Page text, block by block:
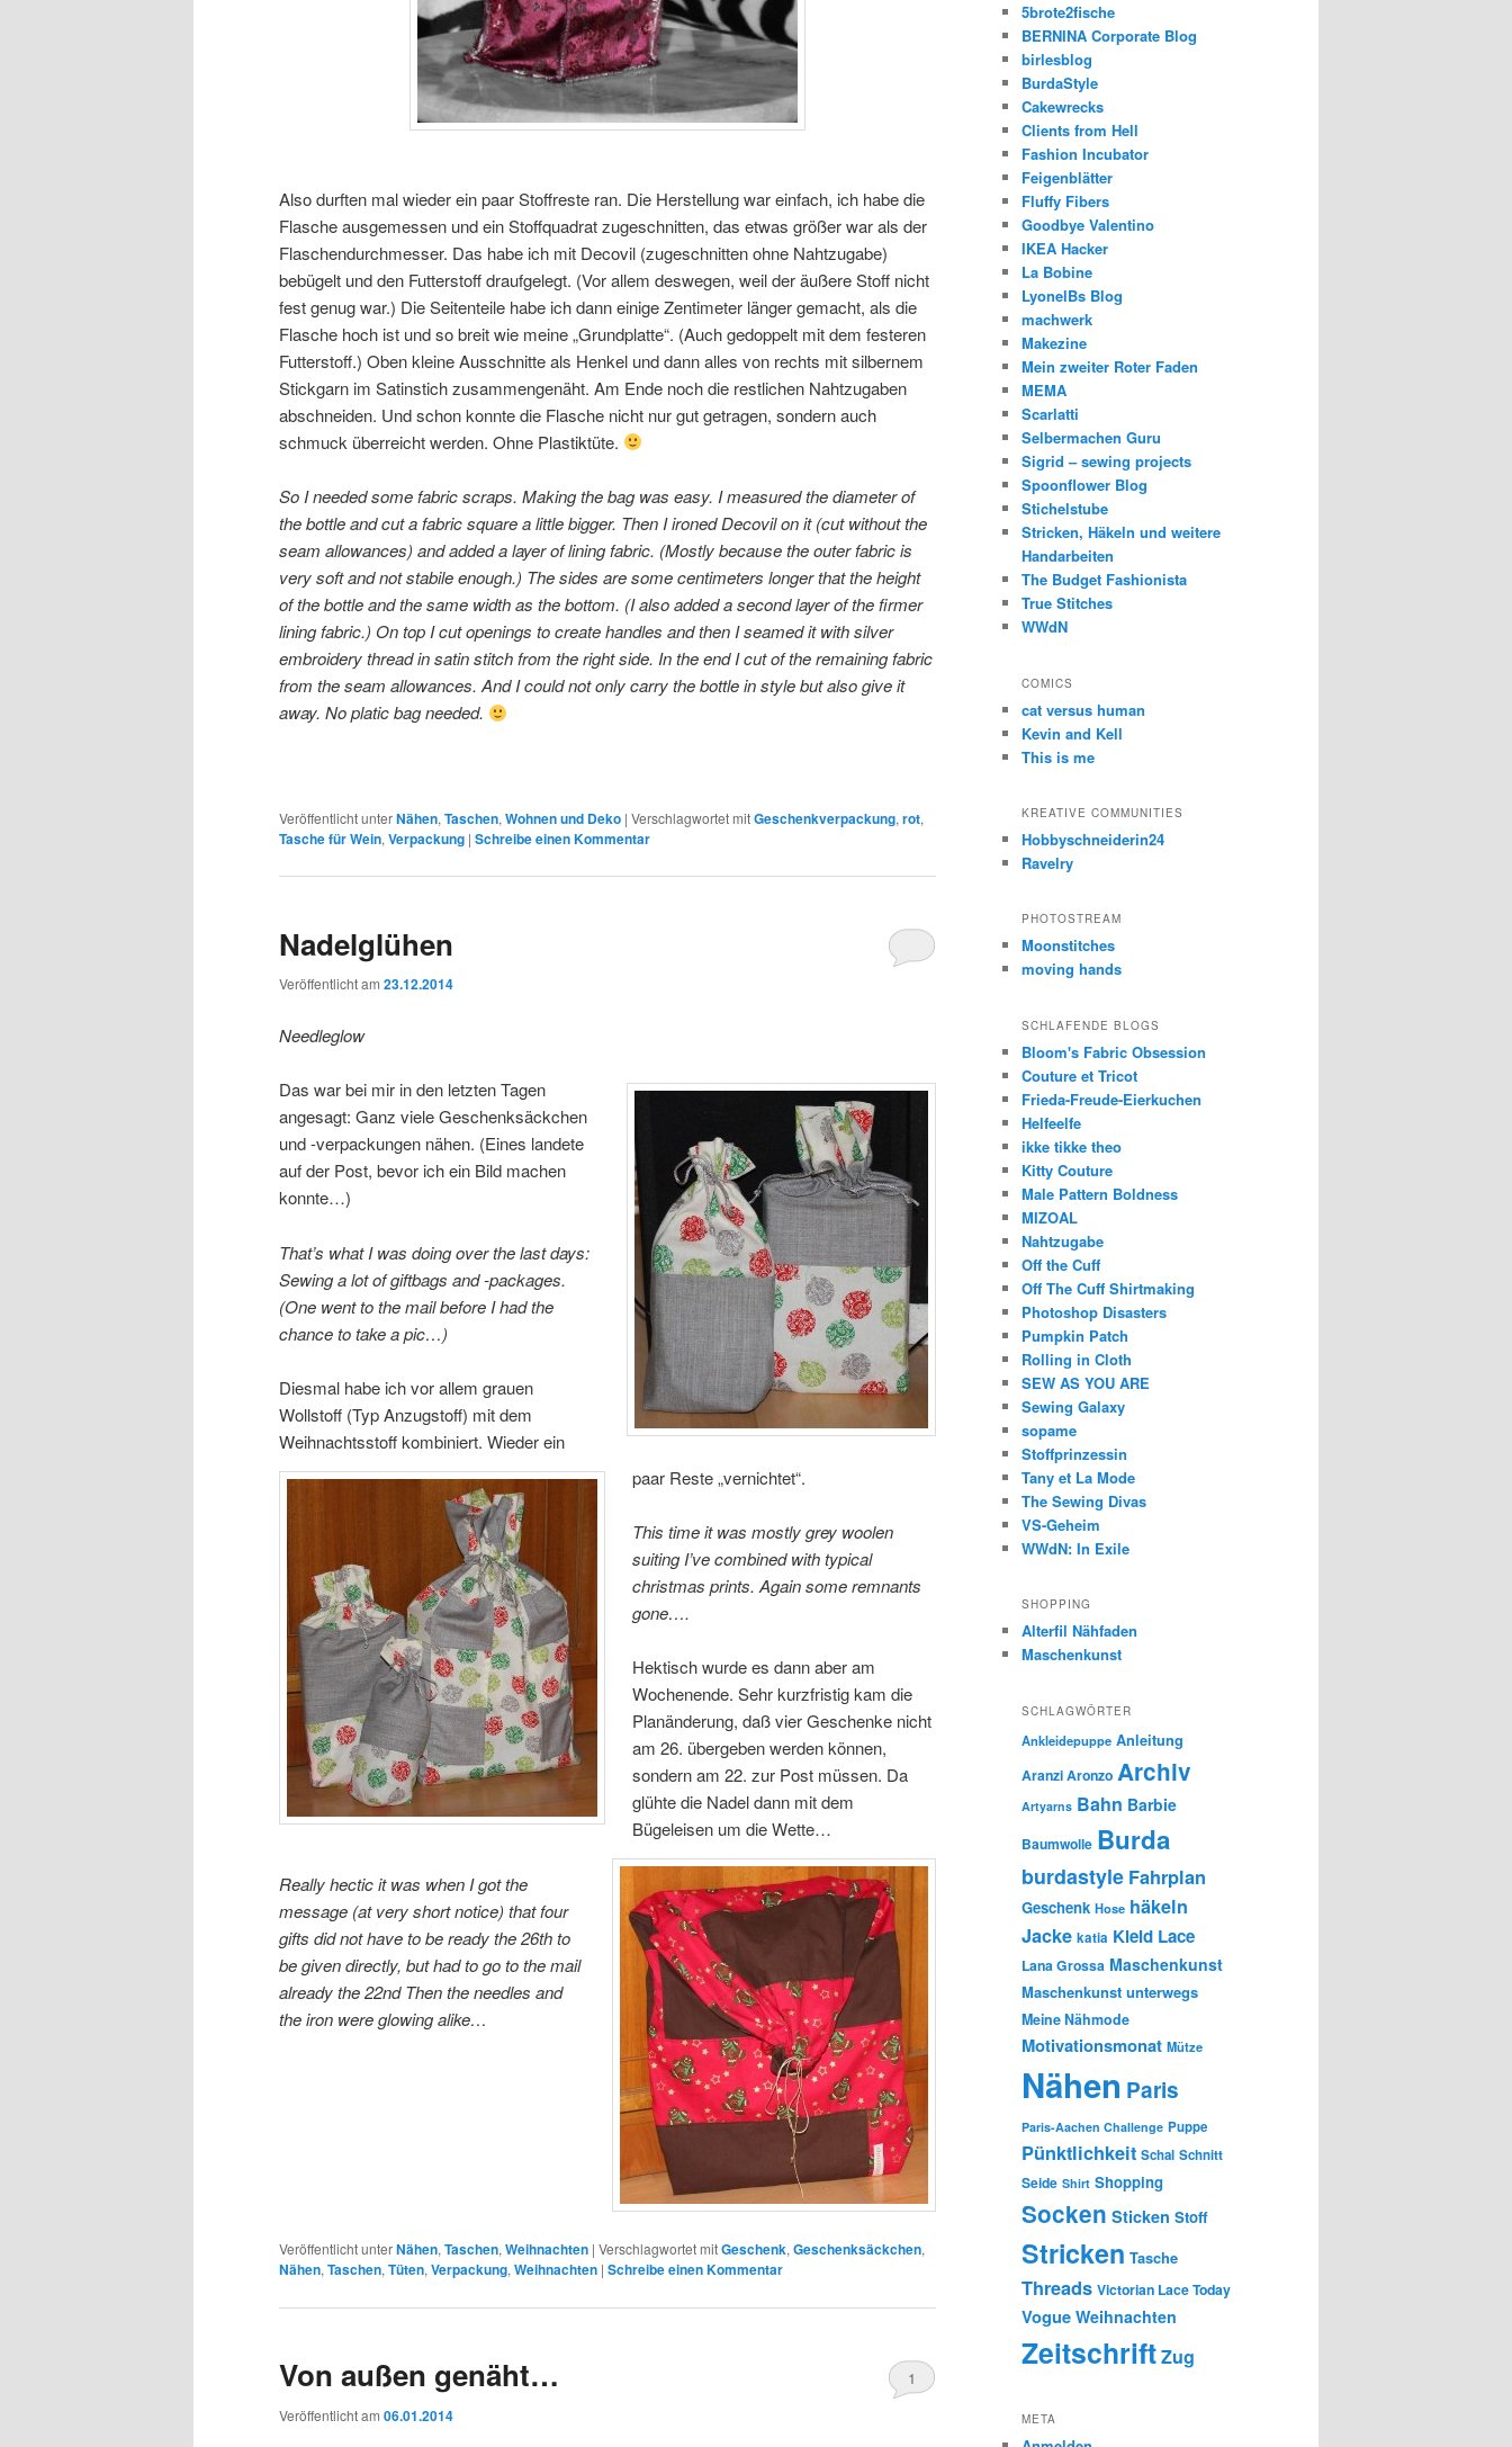
Also durften mal wieder ein paar Stoffreste ran. Die Herstellung war einfach, ich habe die
Flasche ausgemessen und ein Stoffquadrat zugeschnitten, das etwas größer war als der
Flaschendurchmesser. Das habe ich mit Decovil (zugeschnitten ohne Nahtzugabe)
bebügelt und den Futterstoff draufgelegt. (Vor allem deswegen, weil der äußere Stoff nicht
fest genug war.) Die Seitenteile habe ich dann einige Zentimeter länger gemacht, als die
Flasche hoch ist und so breit wie meine „Grundplatte“. (Auch gedoppelt mit dem festeren
Futterstoff.) Oben kleine Ausschnitte als Henkel und dann alles von rechts mit silbernem
Stickgarn im Satinstich zusammengenäht. Am Ende noch die restlichen Nahtzugaben
abschneiden. Und schon konnte die Flasche nicht nur gut getragen, sondern auch
schmuck überreicht werden. Ohne Plastiktüte.
So I needed some fabric scraps. Making the bag was easy. I measured the diameter of
the bottle and cut a fabric square a little bigger. Then I ironed Decovil on it (cut without the
seam allowances) and added a layer of lining fabric. (Mostly because the outer fabric is
very soft and not stabile enough.) The sides are some centimeters longer that the height
of the bottle and the same width as the bottom. (I also added a second layer of the firmer
lining fabric.) On top I cut openings to create handles and then I seamed it with silver
embroidery thread in satin stitch from the right side. In the end I cut of the remaining fabric
from the seam allowances. And I could not only carry the bottle in style but also give it
away. No platic bag needed.
Veröffentlicht unterNähen, Taschen, Wohnen und Deko | Verschlagwortet mitGeschenkverpackung, rot,
Tasche für Wein, Verpackung | Schreibe einen Kommentar
Nadelglühen
Veröffentlicht am 23.12.2014
Needleglow
Das war bei mir in den letzten Tagen
angesagt: Ganz viele Geschenksäckchen
und -verpackungen nähen. (Eines landete
auf der Post, bevor ich ein Bild machen
konnte…)
That’s what I was doing over the last days:
Sewing a lot of giftbags and -packages.
(One went to the mail before I had the
chance to take a pic…)
Diesmal habe ich vor allem grauen
Wollstoff (Typ Anzugstoff) mit dem
Weihnachtsstoff kombiniert. Wieder ein
paar Reste „vernichtet“.
This time it was mostly grey woolen
suiting I’ve combined with typical
christmas prints. Again some remnants
gone….
Hektisch wurde es dann aber am
Wochenende. Sehr kurzfristig kam die
Planänderung, daß vier Geschenke nicht
am 26. übergeben werden können,
sondern am 22. zur Post müssen. Da
glühte die Nadel dann mit dem
Bügeleisen um die Wette…
Really hectic it was when I got the
message (at very short notice) that four
gifts did not have to be ready the 26th to
be given directly, but had to go to the mail
already the 22nd Then the needles and
the iron were glowing alike…
Veröffentlicht unterNähen, Taschen, Weihnachten | Verschlagwortet mitGeschenk, Geschenksäckchen,
Nähen, Taschen, Tüten, Verpackung, Weihnachten | Schreibe einen Kommentar
Von außen genäht…
Veröffentlicht am 06.01.2014
1
5brote2fische
BERNINA Corporate Blog
birlesblog
BurdaStyle
Cakewrecks
Clients from Hell
Fashion Incubator
Feigenblätter
Fluffy Fibers
Goodbye Valentino
IKEA Hacker
La Bobine
LyonelBs Blog
machwerk
Makezine
Mein zweiter Roter Faden
MEMA
Scarlatti
Selbermachen Guru
Sigrid – sewing projects
Spoonflower Blog
Stichelstube
Stricken, Häkeln und weitere
Handarbeiten
The Budget Fashionista
True Stitches
WWdN
COMICS
cat versus human
Kevin and Kell
This is me
KREATIVE COMMUNITIES
Hobbyschneiderin24
Ravelry
PHOTOSTREAM
Moonstitches
moving hands
SCHLAFENDE BLOGS
Bloom's Fabric Obsession
Couture et Tricot
Frieda-Freude-Eierkuchen
Helfeelfe
ikke tikke theo
Kitty Couture
Male Pattern Boldness
MIZOAL
Nahtzugabe
Off the Cuff
Off The Cuff Shirtmaking
Photoshop Disasters
Pumpkin Patch
Rolling in Cloth
SEW AS YOU ARE
Sewing Galaxy
sopame
Stoffprinzessin
Tany et La Mode
The Sewing Divas
VS-Geheim
WWdN: In Exile
SHOPPING
Alterfil Nähfaden
Maschenkunst
SCHLAGWÖRTER
Ankleidepuppe Anleitung
Aranzi Aronzo Archiv
Artyarns Bahn Barbie
Baumwolle Burda
burdastyle Fahrplan
Geschenk Hose häkeln
Jacke katia Kleid Lace
Lana Grossa Maschenkunst
Maschenkunst unterwegs
Meine Nähmode
Motivationsmonat Mütze
Nähen Paris
Paris-Aachen Challenge Puppe
Pünktlichkeit Schal Schnitt
Seide Shirt Shopping
Socken Sticken Stoff
Stricken Tasche
Threads Victorian Lace Today
Vogue Weihnachten
ZeitschriftZug
META